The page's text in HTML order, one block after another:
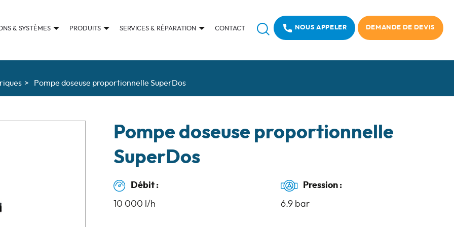
& SYSTÈMES PRODUITS SERVICES & RÉPARATION CONTACTRecherche NOUS APPELER DEMANDE DE DEVIS
> Pompe doseuse proportionnelle SuperDos
Pompe doseuse proportionnelle
SuperDos
Débit :
10 000 l/h
Pression :
6.9 bar